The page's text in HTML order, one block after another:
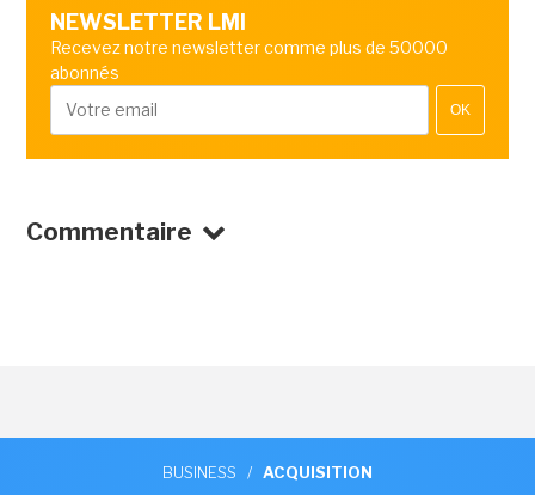
NEWSLETTER LMI
Recevez notre newsletter comme plus de 50000
abonnés
OK
Commentaire
BUSINESS / ACQUISITION